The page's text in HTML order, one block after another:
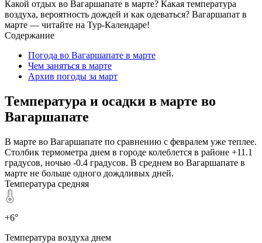
Какой отдых во Вагаршапате в марте? Какая температура
воздуха, вероятность дождей и как одеваться? Вагаршапат в
марте — читайте на Тур-Календаре!
Содержание
Погода во Вагаршапате в марте
Чем заняться в марте
Архив погоды за март
Температура и осадки в марте во
Вагаршапате
В марте во Вагаршапате по сравнению с февралем уже теплее.
Столбик термометра днем в городе колеблется в районе +11.1
градусов, ночью -0.4 градусов. В среднем во Вагаршапате в
марте не больше одного дождливых дней.
Температура средняя
+6°
Температура воздуха днем